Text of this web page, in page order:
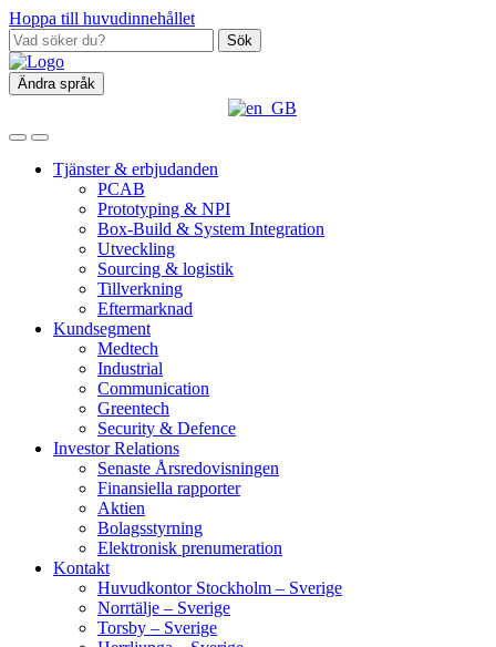
Hoppa till huvudinnehållet
Sök
Ändra språk
Tjänster & erbjudanden
PCAB
Prototyping & NPI
Box‑Build & System Integration
Utveckling
Sourcing & logistik
Tillverkning
Eftermarknad
Kundsegment
Medtech
Industrial
Communication
Greentech
Security & Defence
Investor Relations
Senaste Årsredovisningen
Finansiella rapporter
Aktien
Bolagsstyrning
Elektronisk prenumeration
Kontakt
Huvudkontor Stockholm – Sverige
Norrtälje – Sverige
Torsby – Sverige